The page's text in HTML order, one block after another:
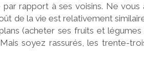
rapport à ses voisins. Ne vous
de la vie est relativement
(acheter ses fruits et
soyez rassurés, les trente-